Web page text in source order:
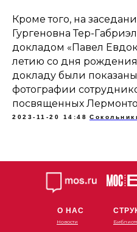
Кроме того, на
Гургеновна Тер-
докладом «Павел
летию со дня
докладу были
фотографии
посвященных
2023-11-20 14:48
О НАС
Новости